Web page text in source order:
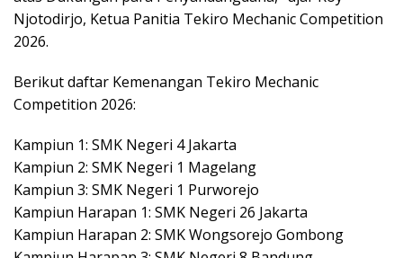
Njotodirjo, Ketua Panitia Tekiro Mechanic Competition
2026.
Berikut daftar Kemenangan Tekiro Mechanic
Competition 2026:
Kampiun 1: SMK Negeri 4 Jakarta
Kampiun 2: SMK Negeri 1 Magelang
Kampiun 3: SMK Negeri 1 Purworejo
Kampiun Harapan 1: SMK Negeri 26 Jakarta
Kampiun Harapan 2: SMK Wongsorejo Gombong